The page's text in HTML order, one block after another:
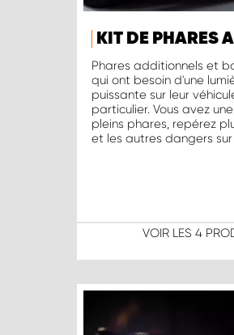
KIT DE PHARES
Phares additionnels et
qui ont besoin d'une
puissante sur leur
particulier. Vous avez
pleins phares, repérez
et les autres dangers
VOIR LES 4